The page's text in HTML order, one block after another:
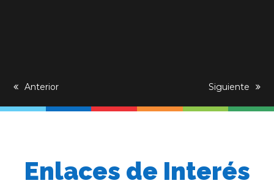
previous
Anterior
next
Siguiente
Enlaces de Interés